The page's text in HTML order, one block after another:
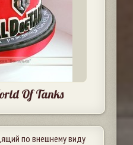
Of Tanks
по внешнему виду